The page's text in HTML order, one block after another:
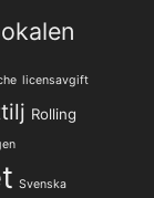
licensavgift
Rolling
Svenska